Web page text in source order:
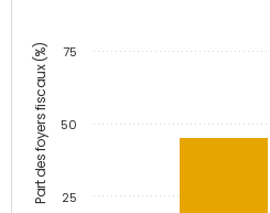
Part des foyers fiscaux (%) 25
50
75